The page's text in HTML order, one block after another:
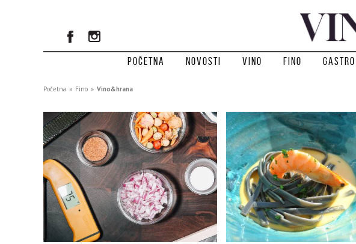
Početna Novosti Vino Fino
Početna » Fino » Vino&hrana